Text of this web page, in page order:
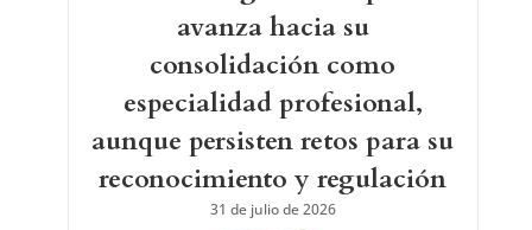
avanza hacia su
consolidación como
especialidad profesional,
aunque persisten retos para su
reconocimiento y regulación
31 de julio de 2026